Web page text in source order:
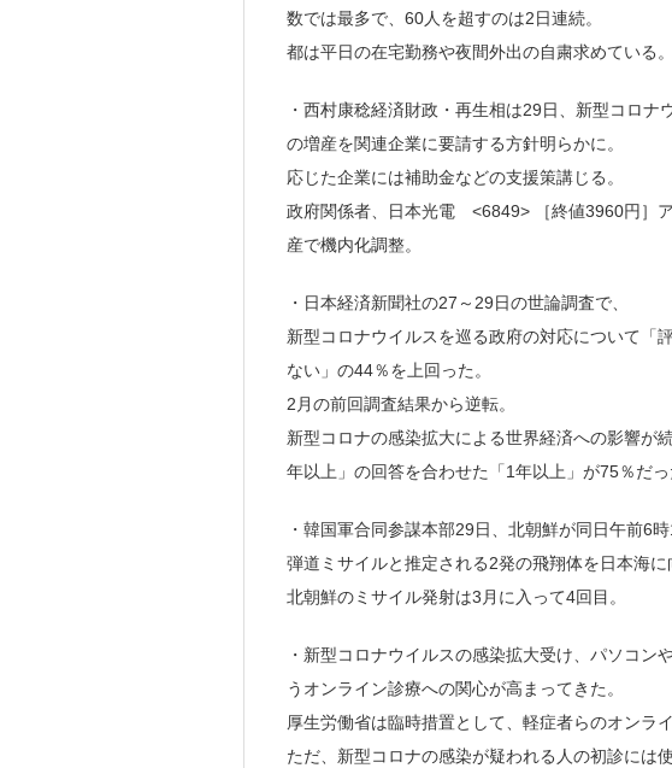
数では最多で、60人を超すのは2日連続。
都は平日の在宅勤務や夜間外出の自粛求めている。
・西村康稔経済財政・再生相は29日、新型コロ
の増産を関連企業に要請する方針明らかに。
応じた企業には補助金などの支援策講じる。
政府関係者、日本光電 <6849> ［終値3960円］
産で機内化調整。
・日本経済新聞社の27～29日の世論調査で、
新型コロナウイルスを巡る政府の対応について「
ない」の44％を上回った。
2月の前回調査結果から逆転。
新型コロナの感染拡大による世界経済への影響が
年以上」の回答を合わせた「1年以上」が75％だっ
・韓国軍合同参謀本部29日、北朝鮮が同日午前6
弾道ミサイルと推定される2発の飛翔体を日本海に
北朝鮮のミサイル発射は3月に入って4回目。
・新型コロナウイルスの感染拡大受け、パソコン
うオンライン診療への関心が高まってきた。
厚生労働省は臨時措置として、軽症者らのオンラ
ただ、新型コロナの感染が疑われる人の初診には使